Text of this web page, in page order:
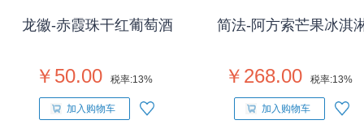
龙徽-赤霞珠干红葡萄酒
￥50.00 税率:13%
加入购物车
简法-阿方索芒果冰淇
￥268.00 税率:13%
加入购物车